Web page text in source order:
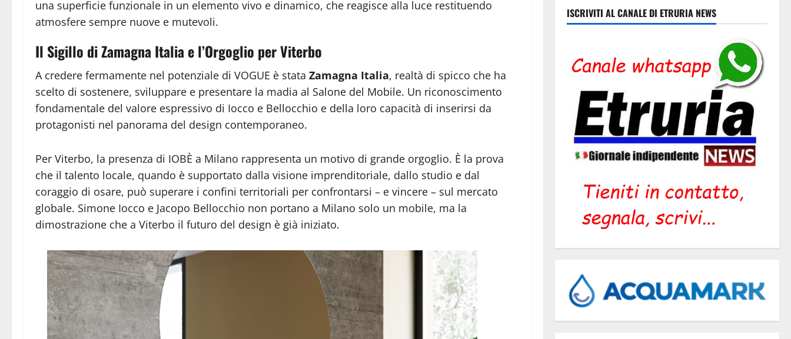
una superficie funzionale in un elemento vivo e dinamico, che reagisce alla luce restituendo
atmosfere sempre nuove e mutevoli.
Il Sigillo di Zamagna Italia e l’Orgoglio per Viterbo
A credere fermamente nel potenziale di VOGUE è stata Zamagna Italia, realtà di spicco che ha
scelto di sostenere, sviluppare e presentare la madia al Salone del Mobile. Un riconoscimento
fondamentale del valore espressivo di Iocco e Bellocchio e della loro capacità di inserirsi da
protagonisti nel panorama del design contemporaneo.
Per Viterbo, la presenza di IOBÈ a Milano rappresenta un motivo di grande orgoglio. È la prova
che il talento locale, quando è supportato dalla visione imprenditoriale, dallo studio e dal
coraggio di osare, può superare i confini territoriali per confrontarsi – e vincere – sul mercato
globale. Simone Iocco e Jacopo Bellocchio non portano a Milano solo un mobile, ma la
dimostrazione che a Viterbo il futuro del design è già iniziato.
ISCRIVITI AL CANALE DI ETRURIA NEWS